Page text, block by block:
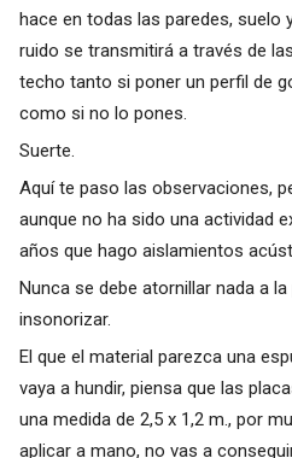
hace en todas las paredes, suelo
ruido se transmitirá a través de
techo tanto si poner un perfil de
como si no lo pones.
Suerte.
Aquí te paso las observaciones,
aunque no ha sido una actividad
años que hago aislamientos
Nunca se debe atornillar nada a
insonorizar.
El que el material parezca una
vaya a hundir, piensa que las
una medida de 2,5 x 1,2 m., por
aplicar a mano, no vas a